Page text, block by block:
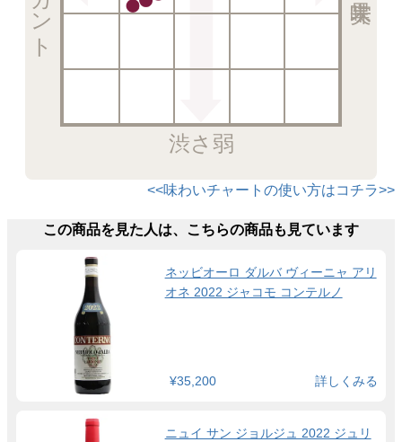
渋さ弱
<<味わいチャートの使い方はコチラ>>
この商品を見た人は、こちらの商品も見ています
ネッビオーロ ダルバ ヴィーニャ アリ
オネ 2022 ジャコモ コンテルノ
¥35,200 詳しくみる
ニュイ サン ジョルジュ 2022 ジュリ